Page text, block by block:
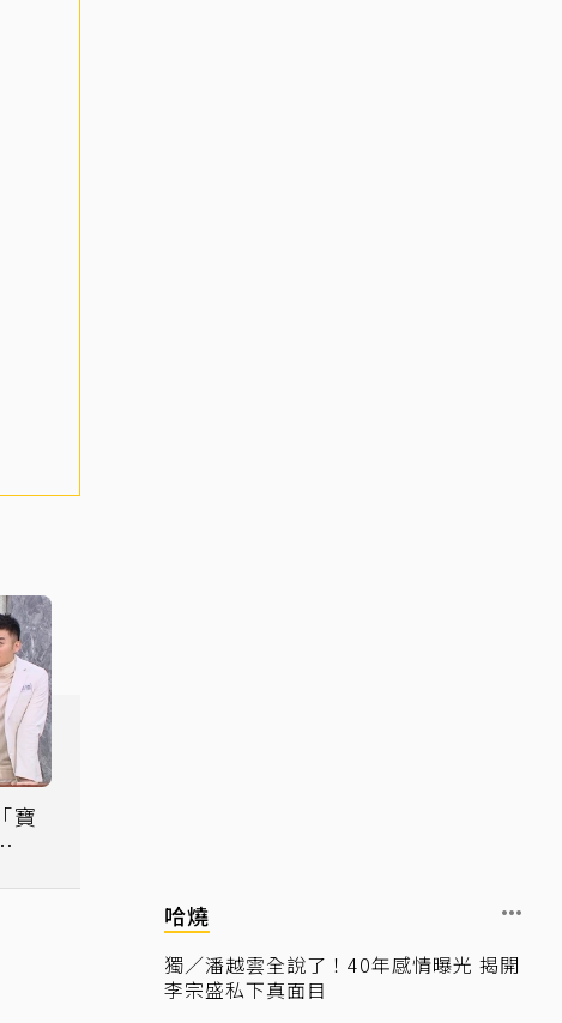
寶
哈燒
獨／潘越雲全說了！40年感情曝光 揭開
李宗盛私下真面目